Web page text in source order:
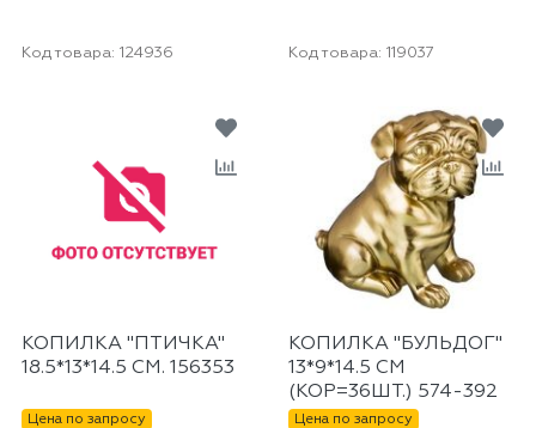
Код товара: 124936
КОПИЛКА "ПТИЧКА"
18.5*13*14.5 СМ. 156353
Цена по запросу
Код товара: 119037
КОПИЛКА "БУЛЬДОГ"
13*9*14.5 СМ
(КОР=36ШТ.) 574-392
Цена по запросу